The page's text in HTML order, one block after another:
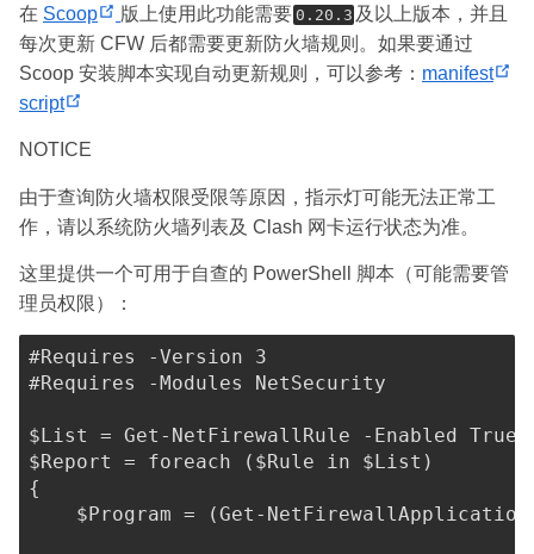
在 Scoop
(
o
p
n
e
w
i
n
d
w
)
版上使用此功能需要 0.20.3 及以上版本，并且
每次更新 CFW 后都需要更新防火墙规则。如果要通过
Scoop 安装脚本实现自动更新规则，可以参考： manifest
(
p
e
n
n
e
w
w
script
p
e
n
n
e
w
w
n
d
w
NOTICE
由于查询防火墙权限受限等原因，指示灯可能无法正常工
作，请以系统防火墙列表及 Clash 网卡运行状态为准。
这里提供一个可用于自查的 PowerShell 脚本（可能需要管
理员权限）：
#Requires -Version 3
#Requires -Modules NetSecurity
$List = Get-NetFirewallRule - Enabled True
$Report
= foreach ( $Rule in $List )
{
$Program = (Get-